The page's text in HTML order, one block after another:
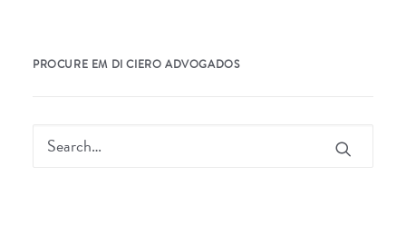
PROCURE EM DI CIERO ADVOGADOS